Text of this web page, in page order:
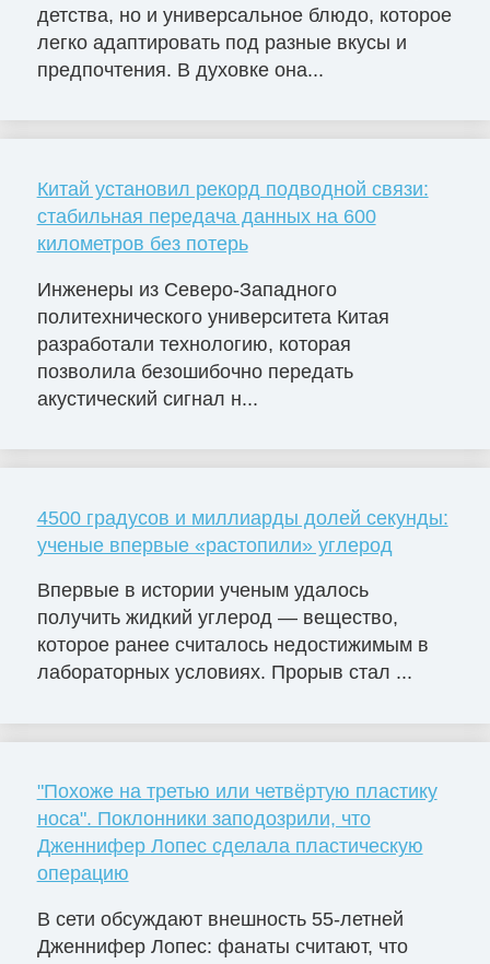
детства, но и универсальное блюдо, которое
легко адаптировать под разные вкусы и
предпочтения. В духовке она...
Китай установил рекорд подводной связи:
стабильная передача данных на 600
километров без потерь
Инженеры из Северо-Западного
политехнического университета Китая
разработали технологию, которая
позволила безошибочно передать
акустический сигнал н...
4500 градусов и миллиарды долей секунды:
ученые впервые «растопили» углерод
Впервые в истории ученым удалось
получить жидкий углерод — вещество,
которое ранее считалось недостижимым в
лабораторных условиях. Прорыв стал ...
"Похоже на третью или четвёртую пластику
носа". Поклонники заподозрили, что
Дженнифер Лопес сделала пластическую
операцию
В сети обсуждают внешность 55-летней
Дженнифер Лопес: фанаты считают, что